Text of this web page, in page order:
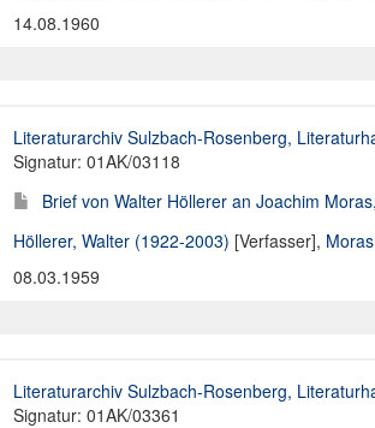
14.08.1960
Literaturarchiv Sulzbach-Rosenberg,
Signatur: 01AK/03118
Brief von Walter Höllerer an Joachim
Höllerer, Walter (1922-2003) [Verfasser],
08.03.1959
Literaturarchiv Sulzbach-Rosenberg,
Signatur: 01AK/03361